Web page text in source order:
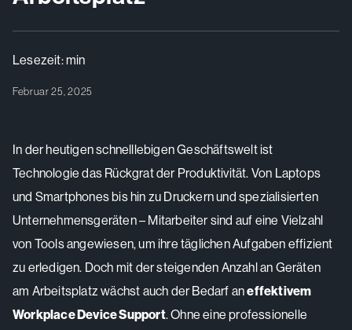
Lesezeit:min
Februar 25, 2025
In der heutigen schnelllebigen Geschäftswelt ist
Technologie das Rückgrat der Produktivität. Von Laptops
und Smartphones bis hin zu Druckern und spezialisierten
Unternehmensgeräten – Mitarbeiter sind auf eine Vielzahl
von Tools angewiesen, um ihre täglichen Aufgaben effizient
zu erledigen. Doch mit der steigenden Anzahl an Geräten
am Arbeitsplatz wächst auch der Bedarf aneffektivem
Workplace Device Support. Ohne eine professionelle